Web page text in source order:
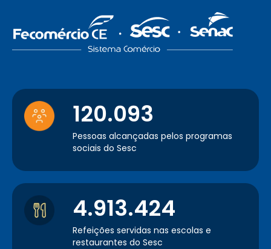
120.093
Pessoas alcançadas pelos programas
sociais do Sesc
4.913.424
Refeições servidas nas escolas e
restaurantes do Sesc